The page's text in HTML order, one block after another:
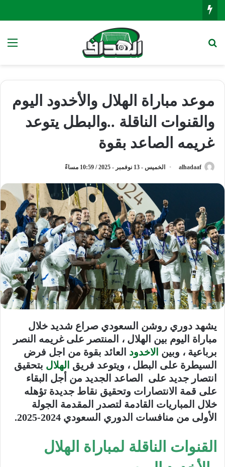
موعد مباراة الهلال والأخدود اليوم
والقنوات الناقلة ..والبطل يتوعد
غريمه الصاعد بقوة
alhadaaf الخميس - 13 نوفمبر - 2025 / 10:59 مساءً
يشهد دوري روشن السعودي صراع شديد خلال
مباراة اليوم بين الهلال ، المنتصر على غريمه النصر
برباعية ، وبين الاخدود العائد بقوة من اجل فرض
السيطرة على البطل ، ويتوعد فريق الهلال بتحقيق
انتصار جديد على الصاعد الجديد من أجل البقاء
على قمة الانتصارات وتحقيق نقاط جديدة تؤهله
خلال المباريات القادمة لتصدر المقدمة الجولة
الأولى من منافسات الدوري السعودي 2024-2025.
القنوات الناقلة لمباراة الهلال